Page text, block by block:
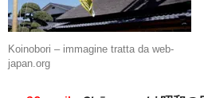
Koinobori – immagine tratta da web-
japan.org